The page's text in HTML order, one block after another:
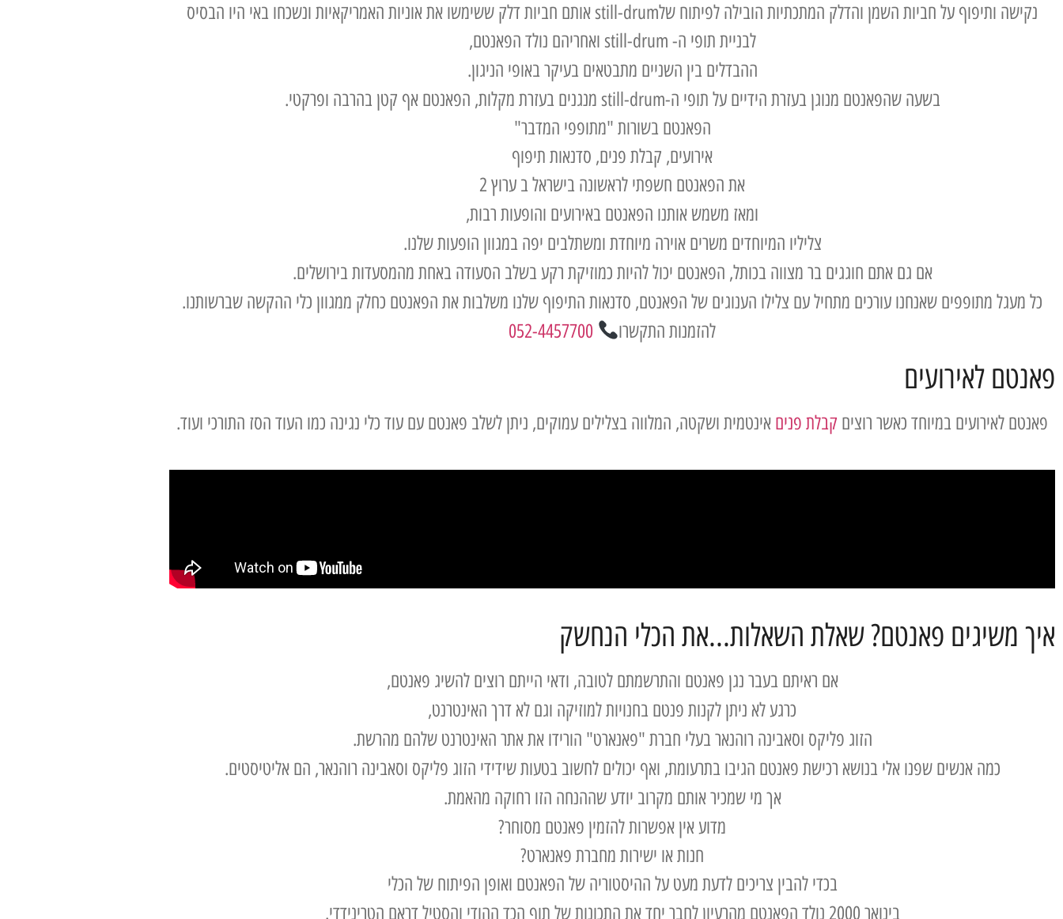
נקישה ותיפוף על חביות השמן והדלק המתכתיות הובילה לפיתוח שלstill-drum אותם חביות דלק ששימשו את אוניות האמריקאיות ונשכחו באי היו הבסיס
לבניית תופי ה- still-drum ואחריהם נולד הפאנטם,
ההבדלים בין השניים מתבטאים בעיקר באופי הניגון.
בשעה שהפאנטם מנוגן בעזרת הידיים על תופי ה-still-drum מנגנים בעזרת מקלות, הפאנטם אף קטן בהרבה ופרקטי.
הפאנטם בשורות "מתופפי המדבר"
אירועים, קבלת פנים, סדנאות תיפוף
את הפאנטם חשפתי לראשונה בישראל ב ערוץ 2
ומאז משמש אותנו הפאנטם באירועים והופעות רבות,
צליליו המיוחדים משרים אוירה מיוחדת ומשתלבים יפה במגוון הופעות שלנו.
אם גם אתם חוגגים בר מצווה בכותל, הפאנטם יכול להיות כמוזיקת רקע בשלב הסעודה באחת מהמסעדות בירושלים.
כל מעגל מתופפים שאנחנו עורכים מתחיל עם צלילו הענוגים של הפאנטם, סדנאות התיפוף שלנו משלבות את הפאנטם כחלק ממגוון כלי ההקשה שברשותנו.
להזמנות התקשרו
052-4457700
פאנטם לאירועים
פאנטם לאירועים במיוחד כאשר רוצים קבלת פנים אינטמית ושקטה, המלווה בצלילים עמוקים, ניתן לשלב פאנטם עם עוד כלי נגינה כמו העוד הסז התורכי ועוד.
איך משיגים פאנטם? שאלת השאלות...את הכלי הנחשק
אם ראיתם בעבר נגן פאנטם והתרשמתם לטובה, ודאי הייתם רוצים להשיג פאנטם,
כרגע לא ניתן לקנות פנטם בחנויות למוזיקה וגם לא דרך האינטרנט,
הזוג פליקס וסאבינה רוהנאר בעלי חברת "פאנארט" הורידו את אתר האינטרנט שלהם מהרשת.
כמה אנשים שפנו אלי בנושא רכישת פאנטם הגיבו בתרעומת, ואף יכולים לחשוב בטעות שידידי הזוג פליקס וסאבינה רוהנאר, הם אליטיסטים.
אך מי שמכיר אותם מקרוב יודע שההנחה הזו רחוקה מהאמת.
מדוע אין אפשרות להזמין פאנטם מסוחר?
חנות או ישירות מחברת פאנארט?
בכדי להבין צריכים לדעת מעט על ההיסטוריה של הפאנטם ואופן הפיתוח של הכלי
בינואר 2000 נולד הפאנטם מהרעיון לחבר יחד את התכונות של תוף הכד ההודי והסטיל דראם הטרינידדי.